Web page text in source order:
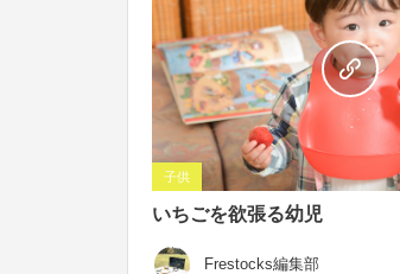
子供
いちごを欲張る幼児
Frestocks編集部